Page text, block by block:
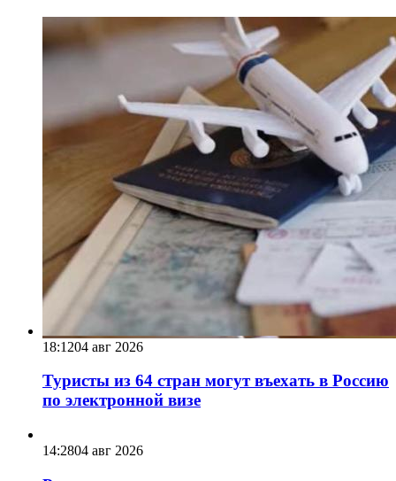
18:1204 авг 2026
Туристы из 64 стран могут въехать в Россию
по электронной визе
14:2804 авг 2026